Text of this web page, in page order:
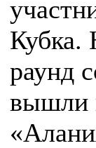
Кубка.
раунд
вышли